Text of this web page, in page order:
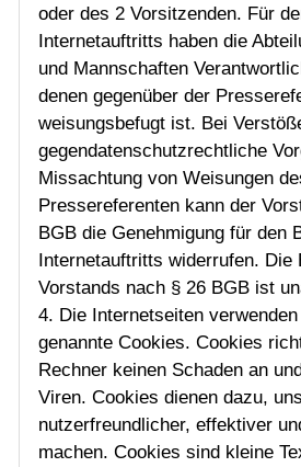
oder des 2 Vorsitzenden. Für
Internetauftritts haben die
und Mannschaften
denen gegenüber der
weisungsbefugt ist. Bei
gegendatenschutzrechtliche
Missachtung von Weisungen
Pressereferenten kann der
BGB die Genehmigung für den
Internetauftritts widerrufen. Die
Vorstands nach § 26 BGB ist
4. Die Internetseiten
genannte Cookies. Cookies
Rechner keinen Schaden an
Viren. Cookies dienen dazu,
nutzerfreundlicher, effektiver
machen. Cookies sind kleine